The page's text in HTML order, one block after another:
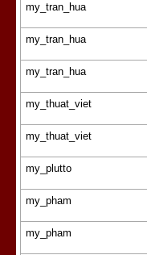
my_tran_hua
my_tran_hua
my_tran_hua
my_thuat_viet
my_thuat_viet
my_plutto
my_pham
my_pham